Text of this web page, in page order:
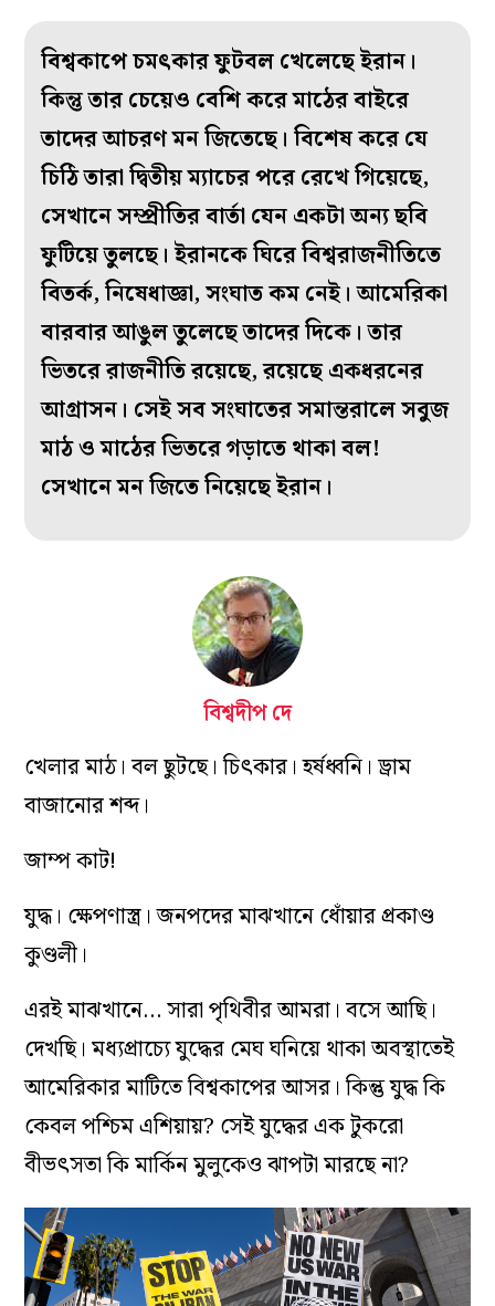
বিশ্বকাপে চমৎকার ফুটবল খেলেছে ইরান।
কিন্তু তার চেয়েও বেশি করে মাঠের বাইরে
তাদের আচরণ মন জিতেছে। বিশেষ করে যে
চিঠি তারা দ্বিতীয় ম্যাচের পরে রেখে গিয়েছে,
সেখানে সম্প্রীতির বার্তা যেন একটা অন্য ছবি
ফুটিয়ে তুলছে। ইরানকে ঘিরে বিশ্বরাজনীতিতে
বিতর্ক, নিষেধাজ্ঞা, সংঘাত কম নেই। আমেরিকা
বারবার আঙুল তুলেছে তাদের দিকে। তার
ভিতরে রাজনীতি রয়েছে, রয়েছে একধরনের
আগ্রাসন। সেই সব সংঘাতের সমান্তরালে সবুজ
মাঠ ও মাঠের ভিতরে গড়াতে থাকা বল!
সেখানে মন জিতে নিয়েছে ইরান।
বিশ্বদীপ দে
খেলার মাঠ। বল ছুটছে। চিৎকার। হর্ষধ্বনি। ড্রাম
বাজানোর শব্দ।
জাম্প কাট!
যুদ্ধ। ক্ষেপণাস্ত্র। জনপদের মাঝখানে ধোঁয়ার প্রকাণ্ড
কুণ্ডলী।
এরই মাঝখানে… সারা পৃথিবীর আমরা। বসে আছি।
দেখছি। মধ্যপ্রাচ্যে যুদ্ধের মেঘ ঘনিয়ে থাকা অবস্থাতেই
আমেরিকার মাটিতে বিশ্বকাপের আসর। কিন্তু যুদ্ধ কি
কেবল পশ্চিম এশিয়ায়? সেই যুদ্ধের এক টুকরো
বীভৎসতা কি মার্কিন মুলুকেও ঝাপটা মারছে না?